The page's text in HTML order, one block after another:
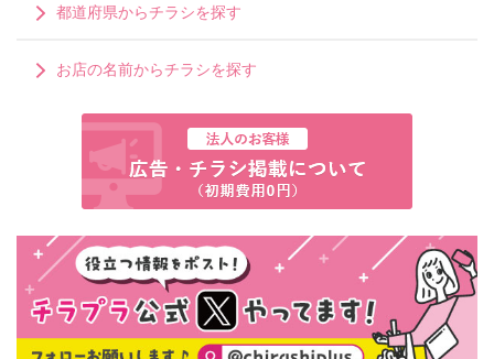
都道府県からチラシを探す
お店の名前からチラシを探す